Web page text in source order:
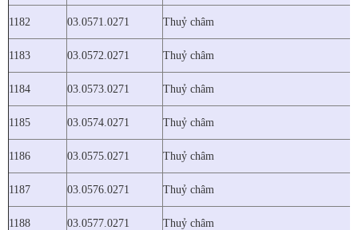
1182 03.0571.0271 Thuỷ châm
1183 03.0572.0271 Thuỷ châm
1184 03.0573.0271 Thuỷ châm
1185 03.0574.0271 Thuỷ châm
1186 03.0575.0271 Thuỷ châm
1187 03.0576.0271 Thuỷ châm
1188 03.0577.0271 Thuỷ châm